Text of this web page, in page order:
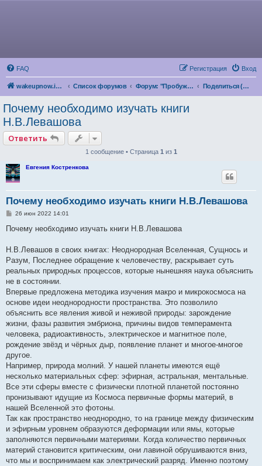
FAQ Вход
Регистрация
wakeupnow.info Список форумов Форум: "Пробуждение Разума" Поделиться (книги, видео, файлы)
Почему необходимо изучать книги
Н.В.Левашова
Ответить
1 сообщение • Страница 1 из 1
Евгения Костренкова
Почему необходимо изучать книги Н.В.Левашова
С
о
е
и
е
26 июн 2022 14:01
Почему необходимо изучать книги Н.В.Левашова
Н.В.Левашов в своих книгах: Неоднородная Вселенная, Сущнось и
Разум, Последнее обращение к человечеству, раскрывает суть
реальных природных процессов, которые нынешняя наука объяснить
не в состоянии.
Впервые предложена методика изучения макро и микрокосмоса на
основе идеи неоднородности пространства. Это позволило
объяснить все явления живой и неживой природы: зарождение
жизни, фазы развития эмбриона, причины видов темперамента
человека, радиоактивность, электрическое и магнитное поле,
рождение звёзд и чёрных дыр, появление планет и многое-многое
другое.
Например, природа молний. У нашей планеты имеются ещё
несколько материальных сфер: эфирная, астральная, ментальные.
Все эти сферы вместе с физически плотной планетой постоянно
пронизывают идущие из Космоса первичные формы материй, в
нашей Вселенной это фотоны.
Так как пространство неоднородно, то на границе между физическим
и эфирным уровнем образуются деформации или ямы, которые
заполняются первичными материями. Когда количество первичных
материй становится критическим, они лавиной обрушиваются вниз,
что мы и воспринимаем как электрический разряд. Именно поэтому